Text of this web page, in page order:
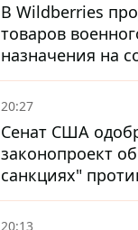
В Wildberries
товаров
назначения на
миллионов, но
изменили
20:27
Сенат США
законопроект
санкциях"
Ирана
20:13